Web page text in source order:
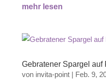
mehr lesen
Gebratener Spargel auf
von invita-point| Feb. 9,